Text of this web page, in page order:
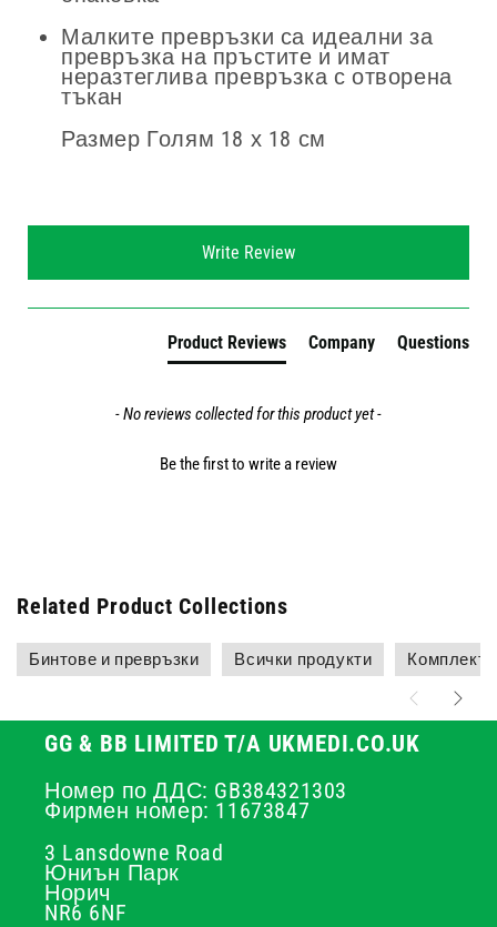
Малките превръзки са идеални за
превръзка на пръстите и имат
неразтеглива превръзка с отворена
тъкан
Размер Голям 18 х 18 см
Write Review
Product Reviews Company Questions
- No reviews collected for this product yet -
Be the first to write a review
Related Product Collections
Бинтове и превръзки Всички продукти
GG & BB LIMITED T/A UKMEDI.CO.UK
Номер по ДДС: GB384321303
Фирмен номер: 11673847
3 Lansdowne Road
Юниън Парк
Норич
NR6 6NF